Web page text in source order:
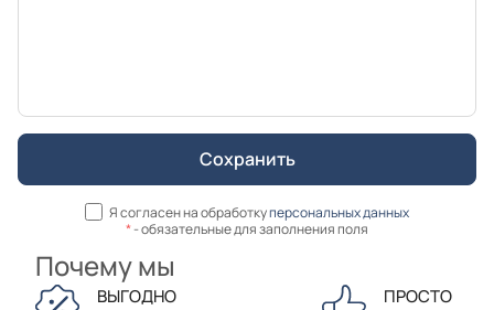
Я согласен на обработкуперсональных данных
*- обязательные для заполнения поля
Почему мы
ВЫГОДНО ПРОСТО